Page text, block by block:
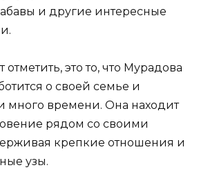
и другие интересные
отметить, это то, что Мурадова
о своей семье и
много времени. Она находит
рядом со своими
крепкие отношения и
узы.